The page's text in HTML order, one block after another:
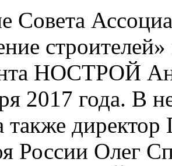
Совета
НОСТРОЙ
2017 года. В
также директор
России Олег